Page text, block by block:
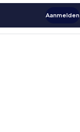
Aanmelden